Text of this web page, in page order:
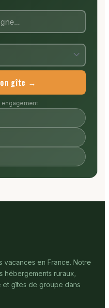
gîte →
engagement.
en France. Notre
hébergements ruraux,
et gîtes de groupe dans